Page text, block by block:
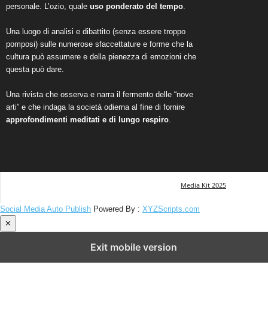
personale. L’ozio, quale uso ponderato del tempo
Una luogo di analisi e dibattito (senza essere troppo
pomposi) sulle numerose sfaccettature e forme che la
cultura può assumere e della pienezza di emozioni che
questa può dare.
Una rivista che osserva e narra il fermento delle “nove
arti” e che indaga la società odierna al fine di fornire
approfondimenti meditati e di lungo respiro
Media Kit 2025
Social Media Auto Publish Powered By : XYZScripts.com
✕
Exit mobile version